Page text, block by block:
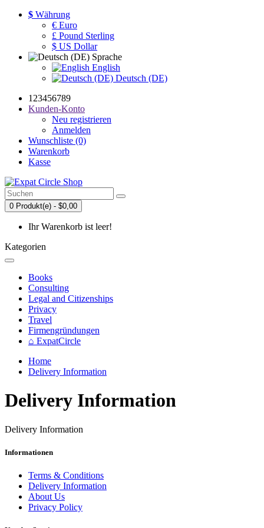
$ Währung
€ Euro
£ Pound Sterling
$ US Dollar
Sprache
English
Deutsch (DE)
123456789
Kunden-Konto
Neu registrieren
Anmelden
Wunschliste (0)
Warenkorb
Kasse
0 Produkt(e) - $0,00
Ihr Warenkorb ist leer!
Kategorien
Books
Consulting
Legal and Citizenships
Privacy
Travel
Firmengründungen
⌂ ExpatCircle
Home
Delivery Information
Delivery Information
Delivery Information
Informationen
Terms & Conditions
Delivery Information
About Us
Privacy Policy